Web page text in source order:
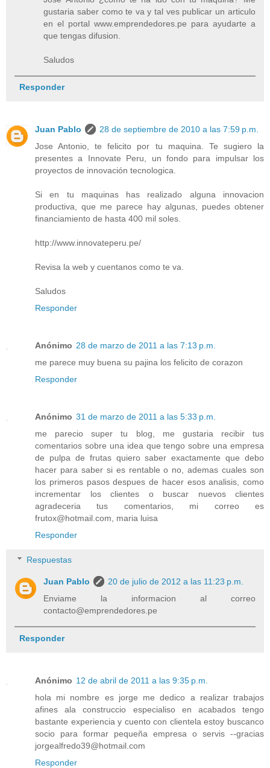
gustaria saber como te va y tal ves publicar un articulo
en el portal www.emprendedores.pe para ayudarte a
que tengas difusion.
Saludos
Responder
Juan Pablo
28 de septiembre de 2010 a las 7:59 p.m.
Jose Antonio, te felicito por tu maquina. Te sugiero la
presentes a Innovate Peru, un fondo para impulsar los
proyectos de innovación tecnologica.
Si en tu maquinas has realizado alguna innovacion
productiva, que me parece hay algunas, puedes obtener
financiamiento de hasta 400 mil soles.
http://www.innovateperu.pe/
Revisa la web y cuentanos como te va.
Saludos
Responder
Anónimo 28 de marzo de 2011 a las 7:13 p.m.
me parece muy buena su pajina los felicito de corazon
Responder
Anónimo 31 de marzo de 2011 a las 5:33 p.m.
me parecio super tu blog, me gustaria recibir tus
comentarios sobre una idea que tengo sobre una empresa
de pulpa de frutas quiero saber exactamente que debo
hacer para saber si es rentable o no, ademas cuales son
los primeros pasos despues de hacer esos analisis, como
incrementar los clientes o buscar nuevos clientes
agradeceria tus comentarios, mi correo es
frutox@hotmail.com, maria luisa
Responder
Respuestas
Juan Pablo
20 de julio de 2012 a las 11:23 p.m.
Enviame la informacion al correo
contacto@emprendedores.pe
Responder
Anónimo 12 de abril de 2011 a las 9:35 p.m.
hola mi nombre es jorge me dedico a realizar trabajos
afines ala construccio especialiso en acabados tengo
bastante experiencia y cuento con clientela estoy buscanco
socio para formar pequeña empresa o servis --gracias
jorgealfredo39@hotmail.com
Responder